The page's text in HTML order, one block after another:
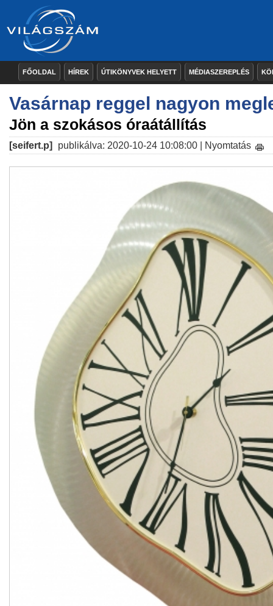
FŐOLDAL HÍREK ÚTIKÖNYVEK HELYETT MÉDIASZEREPLÉS
Vasárnap reggel nagyon
Jön a szokásos óraátállítás
[seifert.p] publikálva: 2020-10-24 10:08:00 | Nyomtatás